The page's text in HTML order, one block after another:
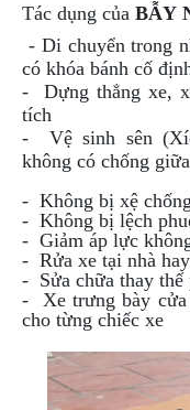
ĐỒ
CHƠI
MOTO
PHỤ
KIỆN
MBIKER
HCM
SẢN
PHẨM
MỚI
BLOG
PHƯỢT
HỆ
HƯỚNG
Tác dụng của BẪY
- Di chuyển trong
có khóa bánh cố
- Dựng thẳng xe,
tích
- Vệ sinh sên
không có chống giữa
- Không bị xệ
- Không bị lệch
- Giảm áp lực
- Rửa xe tại nhà
- Sửa chữa thay thế
- Xe trưng bày cửa
cho từng chiếc xe